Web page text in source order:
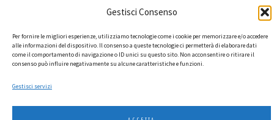
Gestisci Consenso
Per fornire le migliori esperienze, utilizziamo tecnologie come i cookie per memorizzare e/o accedere
alle informazioni del dispositivo. Il consenso a queste tecnologie ci permetterà di elaborare dati
come il comportamento di navigazione o ID unici su questo sito. Non acconsentire o ritirare il
consenso può influire negativamente su alcune caratteristiche e funzioni.
Gestisci servizi
Ho letto l'informativa privacy e acconsento a ricevere via e-mail la
newsletter contenente aggiornamenti su attività, iniziative ed eventi
istituzionali.